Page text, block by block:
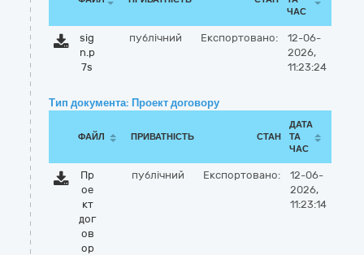
ЧАС
sig
n.p
7s
публічний Експортовано:
12-06-
2026,
11:23:24
Тип документа: Проект договору
ФАЙЛ ПРИВАТНІСТЬ СТАН
ДАТА
ТА
ЧАС
Пр
ое
кт
дог
ов
ор
публічний Експортовано:
12-06-
2026,
11:23:14